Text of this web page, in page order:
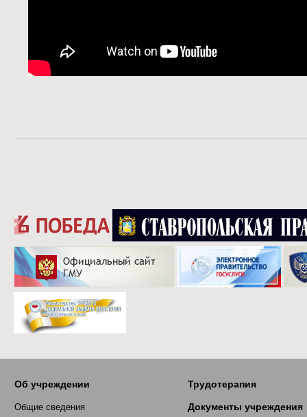
Об учреждении
Общие сведения
Трудотерапия
Документы учреждения